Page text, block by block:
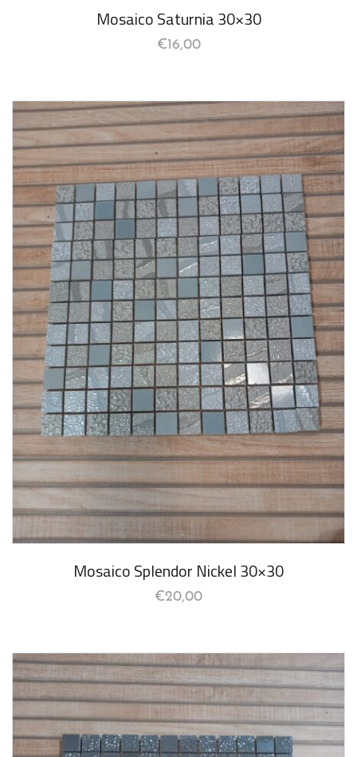
Mosaico Saturnia 30×30
€16,00
Mosaico Splendor Nickel 30×30
€20,00